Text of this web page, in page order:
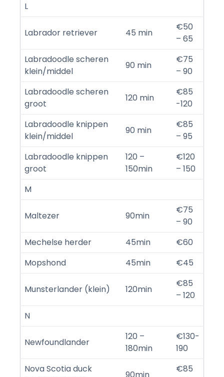
L
Labrador retriever 45 min
€50
– 65
Labradoodle scheren
klein/middel
90 min
€75
– 90
Labradoodle scheren
groot
120 min
€85
-120
Labradoodle knippen
klein/middel
90 min
€85
– 95
Labradoodle knippen
groot
120 –
150min
€120
– 150
M
Maltezer 90min
€75
– 90
Mechelse herder
45min
€60
Mopshond
45min €45
Munsterlander (klein) 120min
€85
– 120
N
Newfoundlander
120 –
180min
€130-
190
Nova Scotia duck
€85